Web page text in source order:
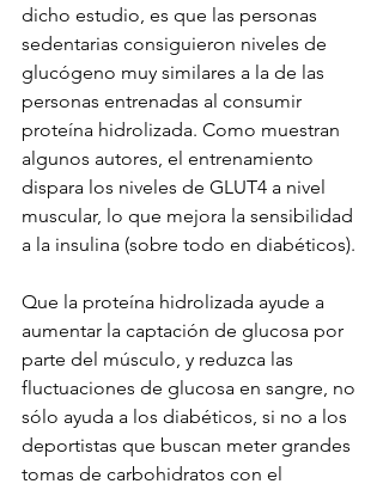
dicho estudio, es que las personas
sedentarias consiguieron niveles de
glucógeno muy similares a la de las
personas entrenadas al consumir
proteína hidrolizada. Como muestran
algunos autores, el entrenamiento
dispara los niveles de GLUT4 a nivel
muscular, lo que mejora la sensibilidad
a la insulina (sobre todo en diabéticos).
Que la proteína hidrolizada ayude a
aumentar la captación de glucosa por
parte del músculo, y reduzca las
fluctuaciones de glucosa en sangre, no
sólo ayuda a los diabéticos, si no a los
deportistas que buscan meter grandes
tomas de carbohidratos con el